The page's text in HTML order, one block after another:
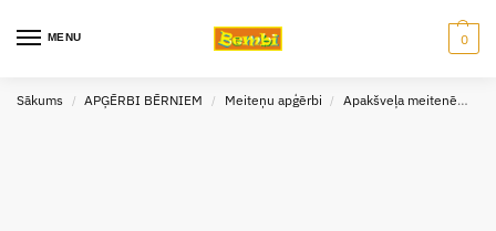
MENU 0
Sākums / APĢĒRBI BĒRNIEM / Meiteņu apģērbi / Apakšveļa meitenēm